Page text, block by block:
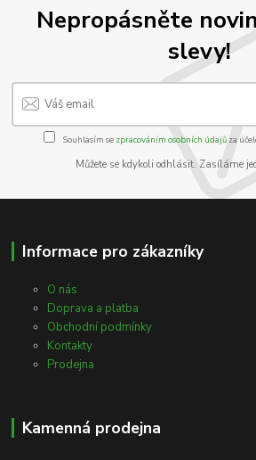
Nepropásněte
slevy!
Souhlasím se zpracováním osobních údajůza
Můžete se kdykoli odhlásit. Zasíláme
Informace pro zákazníky
O nás
Doprava a platba
Obchodní podmínky
Kontakty
Prodejna
Kamenná prodejna